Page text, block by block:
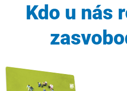
Kdo u nás